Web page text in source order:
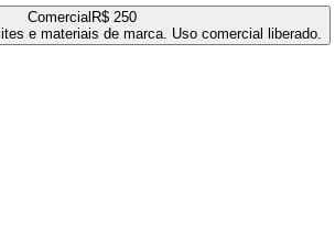
Comercial R$ 250
e materiais de marca. Uso comercial liberado.